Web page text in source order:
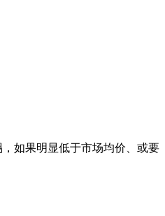
如果明显低于市场均价、或要